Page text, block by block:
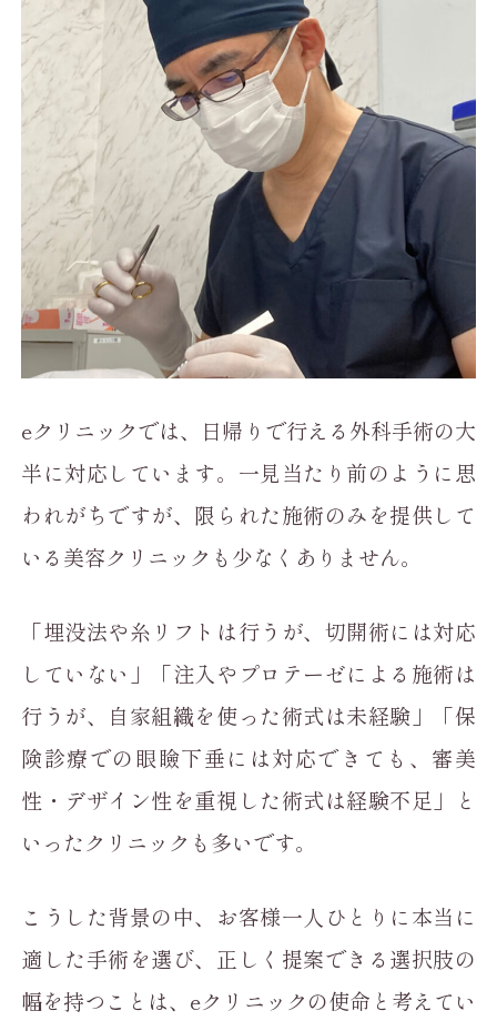
eクリニックでは、日帰りで行える外科手術の大
半に対応しています。一見当たり前のように思
われがちですが、限られた施術のみを提供して
いる美容クリニックも少なくありません。
「埋没法や糸リフトは行うが、切開術には対応
していない」「注入やプロテーゼによる施術は
行うが、自家組織を使った術式は未経験」「保
険診療での眼瞼下垂には対応できても、審美
性・デザイン性を重視した術式は経験不足」と
いったクリニックも多いです。
こうした背景の中、お客様一人ひとりに本当に
適した手術を選び、正しく提案できる選択肢の
幅を持つことは、eクリニックの使命と考えてい